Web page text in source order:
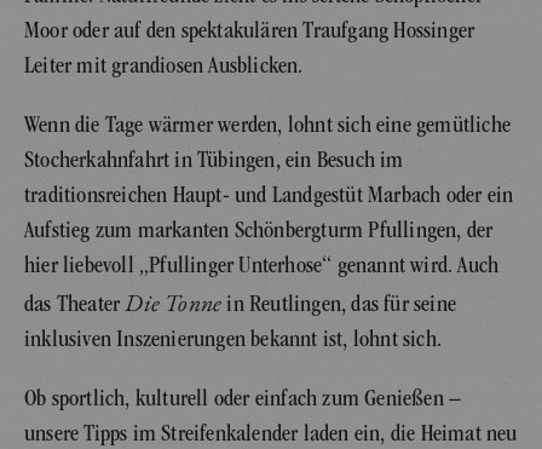
Moor oder auf den spektakulären Traufgang Hossinger
Leiter mit grandiosen Ausblicken.
Wenn die Tage wärmer werden, lohnt sich eine gemütliche
Stocherkahnfahrt in Tübingen, ein Besuch im
traditionsreichen Haupt- und Landgestüt Marbach oder ein
Aufstieg zum markanten Schönbergturm Pfullingen, der
hier liebevoll „Pfullinger Unterhose“ genannt wird. Auch
das TheaterDie Tonne in Reutlingen, das für seine
inklusiven Inszenierungen bekannt ist, lohnt sich.
Ob sportlich, kulturell oder einfach zum Genießen –
unsere Tipps im Streifenkalender laden ein, die Heimat neu